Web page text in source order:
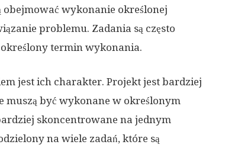
wykonanie określonej
problemu. Zadania są często
termin wykonania.
jest ich charakter. Projekt jest bardziej
muszą być wykonane w określonym
skoncentrowane na jednym
na wiele zadań, które są